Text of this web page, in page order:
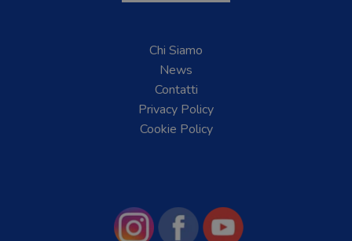
Chi Siamo
News
Contatti
Privacy Policy
Cookie Policy